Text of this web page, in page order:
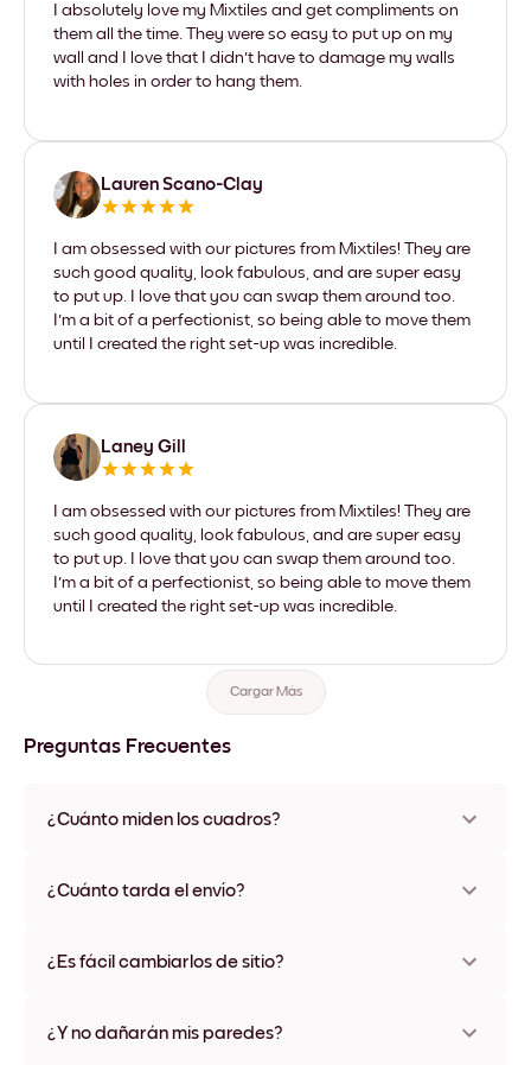
I absolutely love my Mixtiles and get compliments on
them all the time. They were so easy to put up on my
wall and I love that I didn't have to damage my walls
with holes in order to hang them.
Lauren Scano-Clay
I am obsessed with our pictures from Mixtiles! They are
such good quality, look fabulous, and are super easy
to put up. I love that you can swap them around too.
I'm a bit of a perfectionist, so being able to move them
until I created the right set-up was incredible.
Laney Gill
I am obsessed with our pictures from Mixtiles! They are
such good quality, look fabulous, and are super easy
to put up. I love that you can swap them around too.
I'm a bit of a perfectionist, so being able to move them
until I created the right set-up was incredible.
Cargar Más
Preguntas Frecuentes
¿Cuánto miden los cuadros?
varios materiales y colores de marco, incluidas opciones sin
¿Cuánto tarda el envío?
disponibles en algunos países. Te enviaremos un número de
¿Es fácil cambiarlos de sitio?
ningún daño
¿Y no dañarán mis paredes?